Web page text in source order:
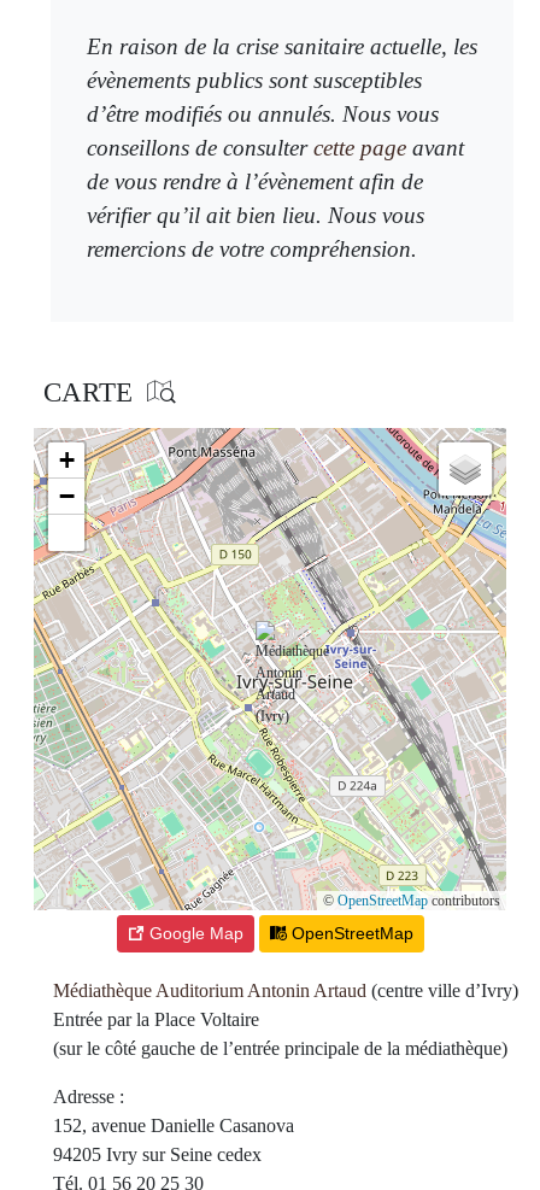
En raison de la crise sanitaire actuelle, les
évènements publics sont susceptibles
d’être modifiés ou annulés. Nous vous
conseillons de consultercette page avant
de vous rendre à l’évènement afin de
vérifier qu’il ait bien lieu. Nous vous
remercions de votre compréhension.
CARTE
+
−
© OpenStreetMap contributors
Google Map OpenStreetMap
Médiathèque Auditorium Antonin Artaud (centre ville d’Ivry)
Entrée par la Place Voltaire
(sur le côté gauche de l’entrée principale de la médiathèque)
Adresse :
152, avenue Danielle Casanova
94205 Ivry sur Seine cedex
Tél. 01 56 20 25 30